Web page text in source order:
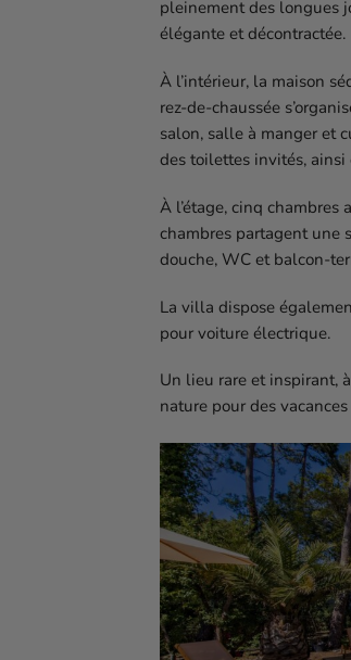
pleinement des longues
élégante et décontractée.
À l’intérieur, la maison
rez-de-chaussée
salon, salle à manger et
des toilettes invités, ainsi
À l’étage, cinq chambres
chambres partagent une
douche, WC et balcon-
La villa dispose
pour voiture électrique.
Un lieu rare et inspirant, à
nature pour des